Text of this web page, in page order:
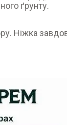
ґрунту.
Ніжка